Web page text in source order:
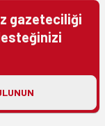
gazeteciliği